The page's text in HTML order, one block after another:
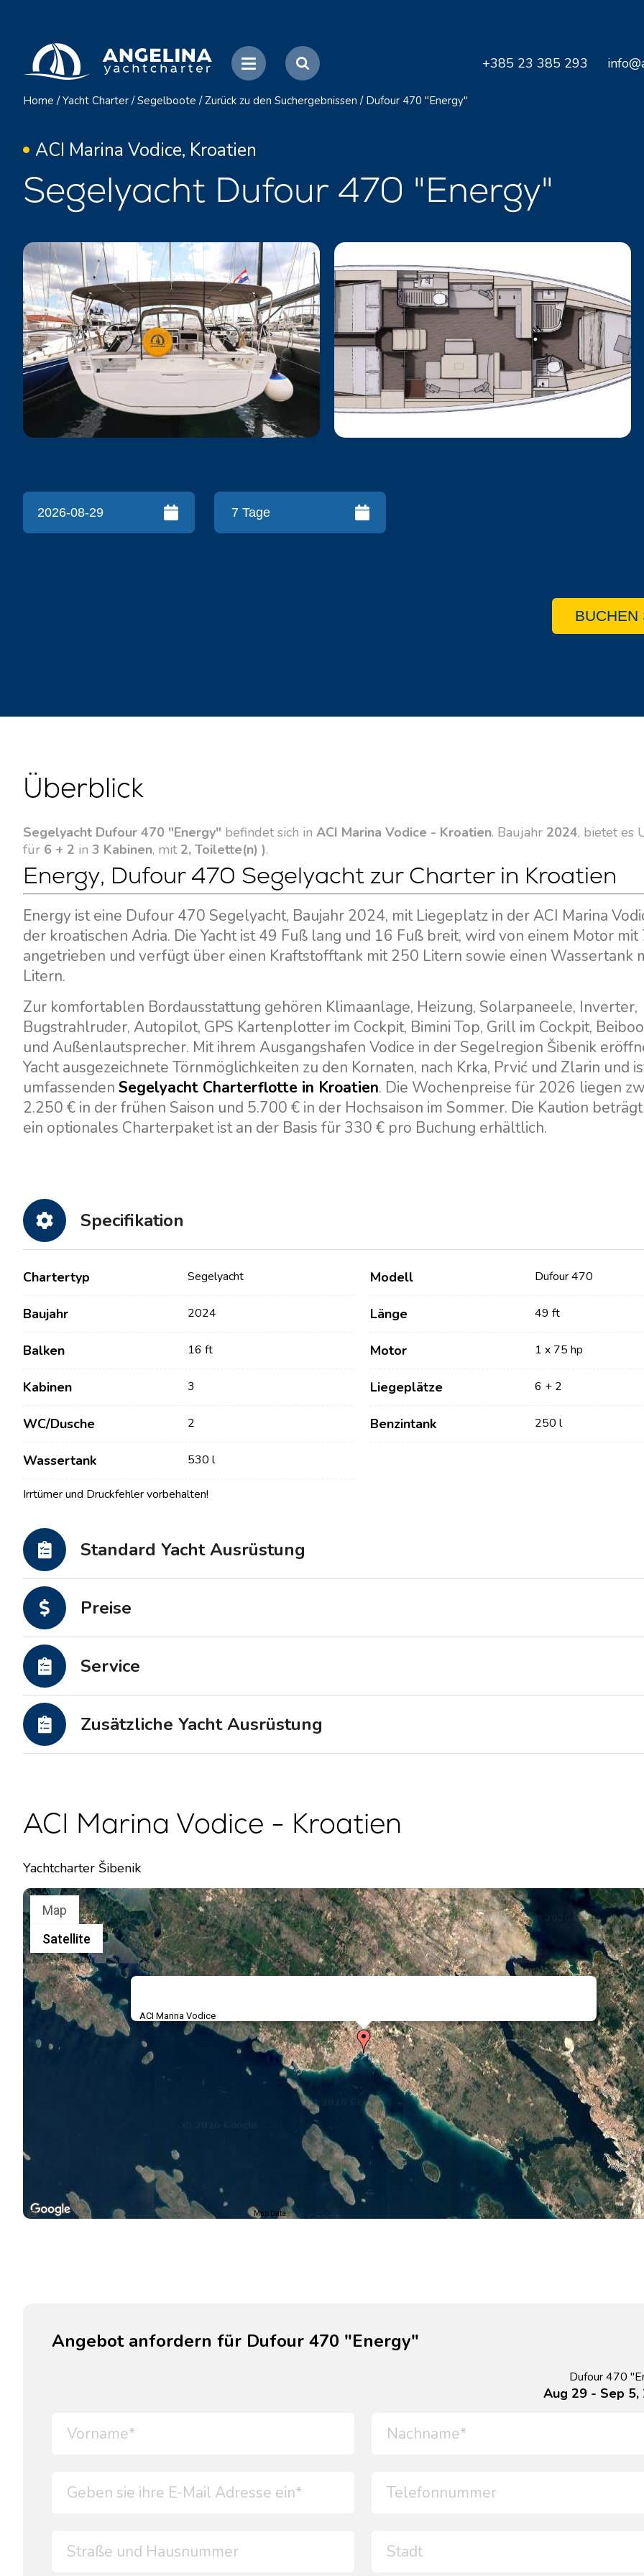
+385 23 385 293
Home / Yacht Charter / Segelboote / Zurück zu den Suchergebnissen / Dufour 470 "Energy"
ACI Marina Vodice, Kroatien
Segelyacht Dufour 470 "Energy"
BUCHEN
Überblick
Segelyacht Dufour 470 "Energy" befindet sich in ACI Marina Vodice - Kroatien. Baujahr 2024, bietet es
für 6 + 2 in 3 Kabinen, mit 2, Toilette(n) ).
Energy, Dufour 470 Segelyacht zur Charter in Kroatien
Energy ist eine Dufour 470 Segelyacht, Baujahr 2024, mit Liegeplatz in der ACI Marina
der kroatischen Adria. Die Yacht ist 49 Fuß lang und 16 Fuß breit, wird von einem Motor mit
angetrieben und verfügt über einen Kraftstofftank mit 250 Litern sowie einen Wassertank
Litern.
Zur komfortablen Bordausstattung gehören Klimaanlage, Heizung, Solarpaneele, Inverter,
Bugstrahlruder, Autopilot, GPS Kartenplotter im Cockpit, Bimini Top, Grill im Cockpit,
und Außenlautsprecher. Mit ihrem Ausgangshafen Vodice in der Segelregion Šibenik
Yacht ausgezeichnete Törnmöglichkeiten zu den Kornaten, nach Krka, Prvić und Zlarin und
umfassenden Segelyacht Charterflotte in Kroatien. Die Wochenpreise für 2026 liegen
2.250 € in der frühen Saison und 5.700 € in der Hochsaison im Sommer. Die Kaution
ein optionales Charterpaket ist an der Basis für 330 € pro Buchung erhältlich.
Specifikation
Chartertyp Segelyacht Modell Dufour 470
Baujahr 2024 Länge 49 ft
Balken 16 ft Motor 1 x 75 hp
Kabinen 3 Liegeplätze 6 + 2
WC/Dusche 2 Benzintank 250 l
Wassertank 530 l
Irrtümer und Druckfehler vorbehalten!
Standard Yacht Ausrüstung
Preise
Service
Zusätzliche Yacht Ausrüstung
ACI Marina Vodice - Kroatien
Yachtcharter Šibenik
ACI Marina Vodice
Map
Satellite
Map Data
Angebot anfordern für Dufour 470 "Energy"
Dufour 470
Aug 29 - Sep 5,
Über uns
Partner
Häufig gestellte Fragen
Motorboote
Bali Katamarane zur
Vodice
Trogir
Istrien Segelregion